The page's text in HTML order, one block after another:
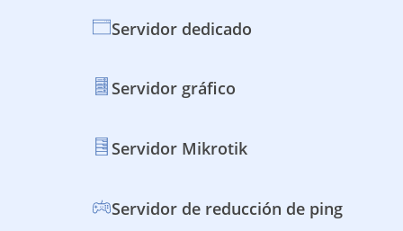
Servidor dedicado
Servidor gráfico
Servidor Mikrotik
Servidor de reducción de ping